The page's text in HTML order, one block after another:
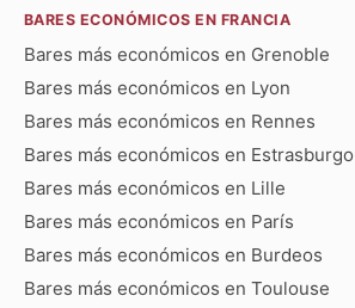
BARES ECONÓMICOS EN FRANCIA
Bares más económicos en Grenoble
Bares más económicos en Lyon
Bares más económicos en Rennes
Bares más económicos en Estrasburgo
Bares más económicos en Lille
Bares más económicos en París
Bares más económicos en Burdeos
Bares más económicos en Toulouse